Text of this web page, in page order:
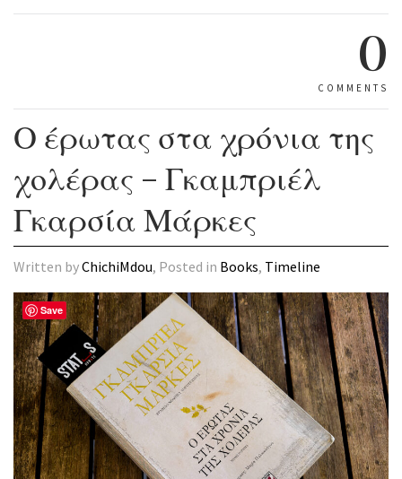
0
COMMENTS
Ο έρωτας στα χρόνια της
χολέρας – Γκαμπριέλ
Γκαρσία Μάρκες
Written byChichiMdou, Posted in Books, Timeline
Save